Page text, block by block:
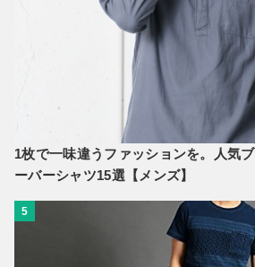
1枚で一味違うファッションを。人気
ーバーシャツ15選【メンズ】
5